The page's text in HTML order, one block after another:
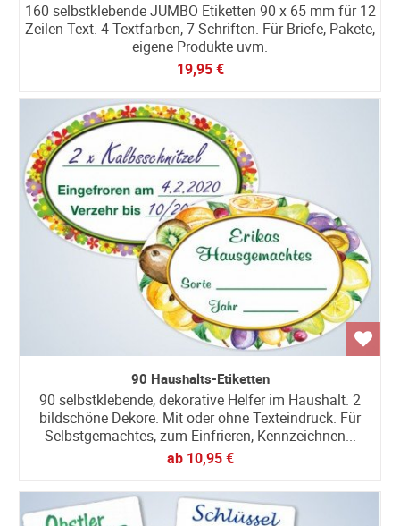
160 selbstklebende JUMBO Etiketten 90 x 65 mm für 12
Zeilen Text. 4 Textfarben, 7 Schriften. Für Briefe, Pakete,
eigene Produkte uvm.
19,95 €
90 Haushalts-Etiketten
90 selbstklebende, dekorative Helfer im Haushalt. 2
bildschöne Dekore. Mit oder ohne Texteindruck. Für
Selbstgemachtes, zum Einfrieren, Kennzeichnen...
ab 10,95 €